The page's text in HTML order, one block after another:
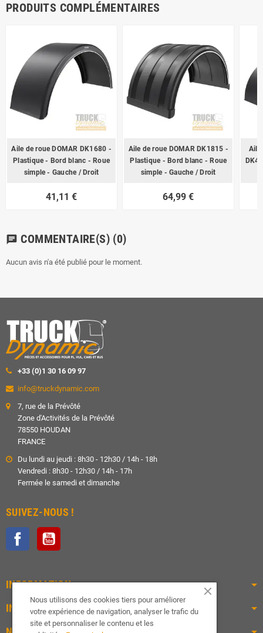
PRODUITS COMPLÉMENTAIRES
Aile de roue DOMAR DK1680 -
Plastique - Bord blanc - Roue
simple - Gauche / Droit
41,11 €
Aile de roue DOMAR DK1815 -
Plastique - Bord blanc - Roue
simple - Gauche / Droit
64,99 €
Aile
chat COMMENTAIRE(S) (0)
Aucun avis n'a été publié pour le moment.
+33 (0)1 30 16 09 97
info@truckdynamic.com
7, rue de la Prévôté
Zone d'Activités de la Prévôté
78550 HOUDAN
FRANCE
Du lundi au jeudi : 8h30 - 12h30 / 14h - 18h
Vendredi : 8h30 - 12h30 / 14h - 17h
Fermée le samedi et dimanche
SUIVEZ-NOUS !
Facebook
INFORMATION
INFOS PRATIQUES
Nous utilisons des cookies tiers pour améliorer
votre expérience de navigation, analyser le trafic du
site et personnaliser le contenu et les